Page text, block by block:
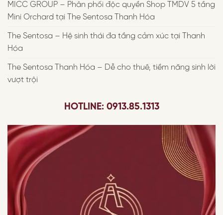
MICC GROUP – Phân phối độc quyền Shop TMDV 5 tầng
Mini Orchard tại The Sentosa Thanh Hóa
The Sentosa – Hệ sinh thái đa tầng cảm xúc tại Thanh
Hóa
The Sentosa Thanh Hóa – Dễ cho thuê, tiềm năng sinh lời
vượt trội
HOTLINE: 0913.85.1313